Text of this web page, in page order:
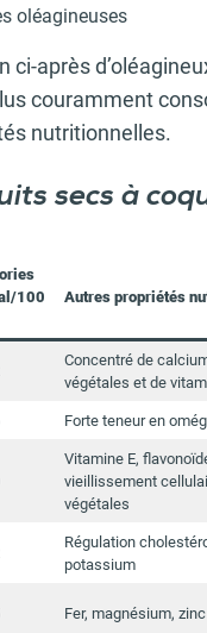
oléagineuses
ci-après
couramment
nutritionnelles.
secs à
100
Autres propriétés
Concentré de
végétales et de
Forte teneur en
Vitamine E,
vieillissement
végétales
Régulation
potassium
Fer, magnésium, zinc